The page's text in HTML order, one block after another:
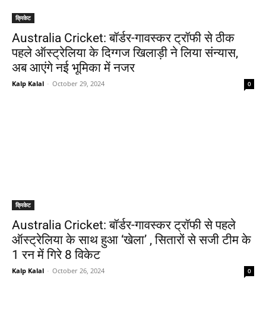
क्रिकेट
Australia Cricket: बॉर्डर-गावस्कर ट्रॉफी से ठीक
पहले ऑस्ट्रेलिया के दिग्गज खिलाड़ी ने लिया संन्यास,
अब आएंगे नई भूमिका में नजर
Kalp Kalal - October 29, 2024 0
क्रिकेट
Australia Cricket: बॉर्डर-गावस्कर ट्रॉफी से पहले
ऑस्ट्रेलिया के साथ हुआ ‘खेला’ , सितारों से सजी टीम के
1 रन में गिरे 8 विकेट
Kalp Kalal - October 26, 2024 0